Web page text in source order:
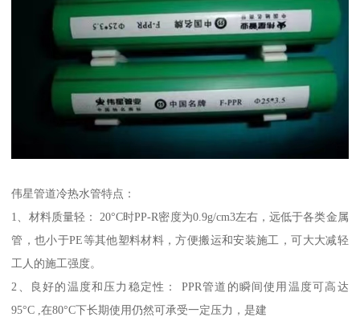
伟星管道冷热水管特点：
1、材料质量轻： 20°C时PP-R密度为0.9g/cm3左右，远低于各类金属
管，也小于PE等其他塑料材料，方便搬运和安装施工，可大大减轻
工人的施工强度。
2、良好的温度和压力稳定性： PPR管道的瞬间使用温度可高达
95°C ,在80°C下长期使用仍然可承受一定压力，是建